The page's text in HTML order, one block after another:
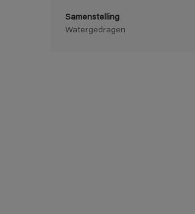
Samenstelling
Watergedragen